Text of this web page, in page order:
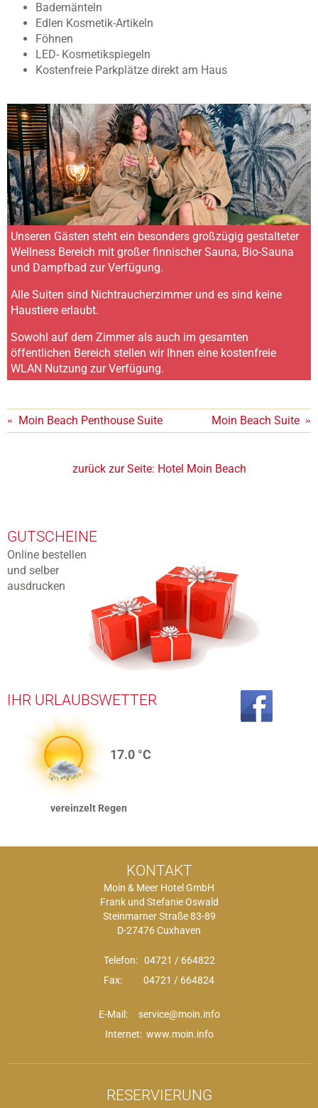
Bademänteln
Edlen Kosmetik-Artikeln
Föhnen
LED- Kosmetikspiegeln
Kostenfreie Parkplätze direkt am Haus
Unseren Gästen steht ein besonders großzügig gestalteter
Wellness Bereich mit großer finnischer Sauna, Bio-Sauna
und Dampfbad zur Verfügung.
Alle Suiten sind Nichtraucherzimmer und es sind keine
Haustiere erlaubt.
Sowohl auf dem Zimmer als auch im gesamten
öffentlichen Bereich stellen wir Ihnen eine kostenfreie
WLAN Nutzung zur Verfügung.
« Moin Beach Penthouse Suite Moin Beach Suite »
zurück zur Seite: Hotel Moin Beach
GUTSCHEINE
Online bestellen
und selber
ausdrucken
IHR URLAUBSWETTER
17.0
vereinzelt Regen
KONTAKT
Moin & Meer Hotel GmbH
Frank und Stefanie Oswald
Steinmarner Straße 83-89
D-27476 Cuxhaven
Telefon: 04721 / 664822
Fax: 04721 / 664824
E-Mail: service@moin.info
Internet: www.moin.info
RESERVIERUNG